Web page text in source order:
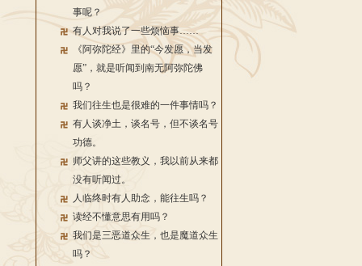
事呢？
有人对我说了一些烦恼事……
《阿弥陀经》里的“今发愿，当发
愿”，就是听闻到南无阿弥陀佛
吗？
我们往生也是很难的一件事情吗？
有人谈净土，谈名号，但不谈名号
功德。
师父讲的这些教义，我以前从来都
没有听闻过。
人临终时有人助念，能往生吗？
读经不懂意思有用吗？
我们是三恶道众生，也是魔道众生
吗？